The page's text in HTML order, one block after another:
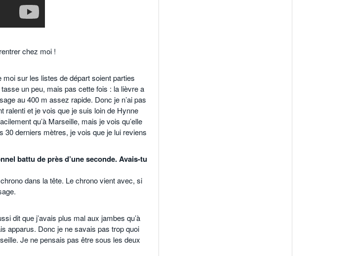
chez moi !
sur les listes de départ soient parties
un peu, mais pas cette fois : la lièvre a
au 400 m assez rapide. Donc je n’ai pas
ralenti et je vois que je suis loin de Hynne
qu’à Marseille, mais je vois qu’elle
derniers mètres, je vois que je lui reviens
battu de près d’une seconde. Avais-tu
dans la tête. Le chrono vient avec, si
dit que j’avais plus mal aux jambes qu’à
apparus. Donc je ne savais pas trop quoi
Je ne pensais pas être sous les deux